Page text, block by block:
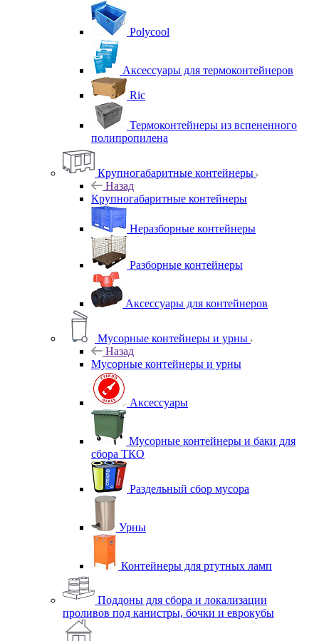
Polycool
Аксессуары для термоконтейнеров
Ric
Термоконтейнеры из вспененного
полипропилена
Крупногабаритные контейнеры
Назад
Крупногабаритные контейнеры
Неразборные контейнеры
Разборные контейнеры
Аксессуары для контейнеров
Мусорные контейнеры и урны
Назад
Мусорные контейнеры и урны
Аксессуары
Мусорные контейнеры и баки для
сбора ТКО
Раздельный сбор мусора
Урны
Контейнеры для ртутных ламп
Поддоны для сбора и локализации
проливов под канистры, бочки и еврокубы